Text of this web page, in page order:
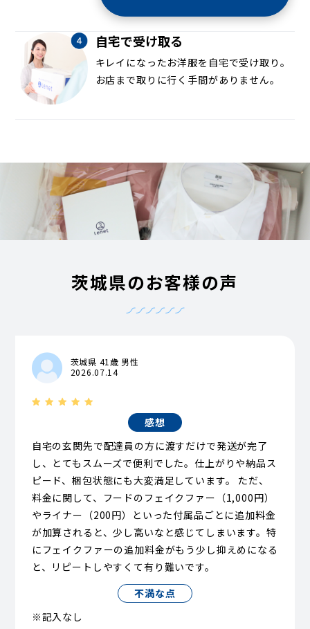
自宅で受け取る
キレイになったお洋服を自宅で受け取り。
お店まで取りに行く手間がありません。
茨城県のお客様の声
茨城県 41歳 男性
2026.07.14
感想
自宅の玄関先で配達員の方に渡すだけで発送が完了
し、とてもスムーズで便利でした。仕上がりや納品ス
ピード、梱包状態にも大変満足しています。 ただ、
料金に関して、フードのフェイクファー（1,000円）
やライナー（200円）といった付属品ごとに追加料金
が加算されると、少し高いなと感じてしまいます。特
にフェイクファーの追加料金がもう少し抑えめになる
と、リピートしやすくて有り難いです。
不満な点
※記入なし